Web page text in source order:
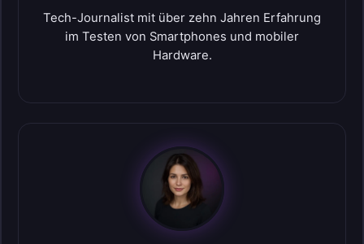
Tech-Journalist mit über zehn Jahren Erfahrung
im Testen von Smartphones und mobiler
Hardware.